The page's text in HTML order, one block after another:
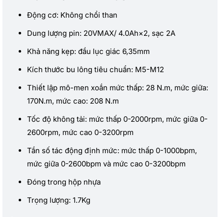
Động cơ: Không chổi than
Dung lượng pin: 20VMAX/ 4.0Ah×2, sạc 2A
Khả năng kẹp: đầu lục giác 6,35mm
Kích thước bu lông tiêu chuẩn: M5-M12
Thiết lập mô-men xoắn mức thấp: 28 N.m, mức giữa:
170N.m, mức cao: 208 N.m
Tốc độ không tải: mức thấp 0-2000rpm, mức giữa 0-
2600rpm, mức cao 0-3200rpm
Tần số tác động định mức: mức thấp 0-1000bpm,
mức giữa 0-2600bpm và mức cao 0-3200bpm
Đóng trong hộp nhựa
Trọng lượng: 1.7Kg